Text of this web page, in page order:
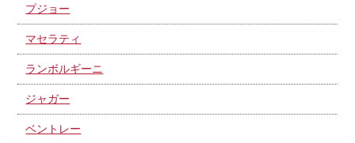
プジョー
マセラティ
ランボルギーニ
ジャガー
ベントレー